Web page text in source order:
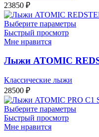
23850 ₽
Выберите параметры
Быстрый просмотр
Мне нравится
Лыжи ATOMIC
Классические лыжи
28500 ₽
Выберите параметры
Быстрый просмотр
Мне нравится